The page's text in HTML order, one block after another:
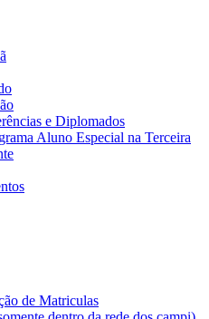
e Diplomados
Aluno Especial na Terceira
de Matriculas